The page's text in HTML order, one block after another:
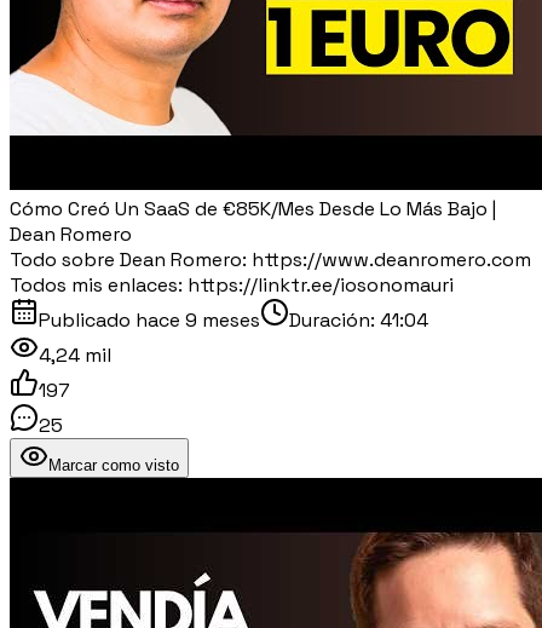
Cómo Creó Un SaaS de €85K/Mes Desde Lo Más Bajo |
Dean Romero
Todo sobre Dean Romero: https://www.deanromero.com
Todos mis enlaces: https://linktr.ee/iosonomauri
Publicado hace 9 meses Duración: 41:04
4,24 mil
197
25
Marcar como visto